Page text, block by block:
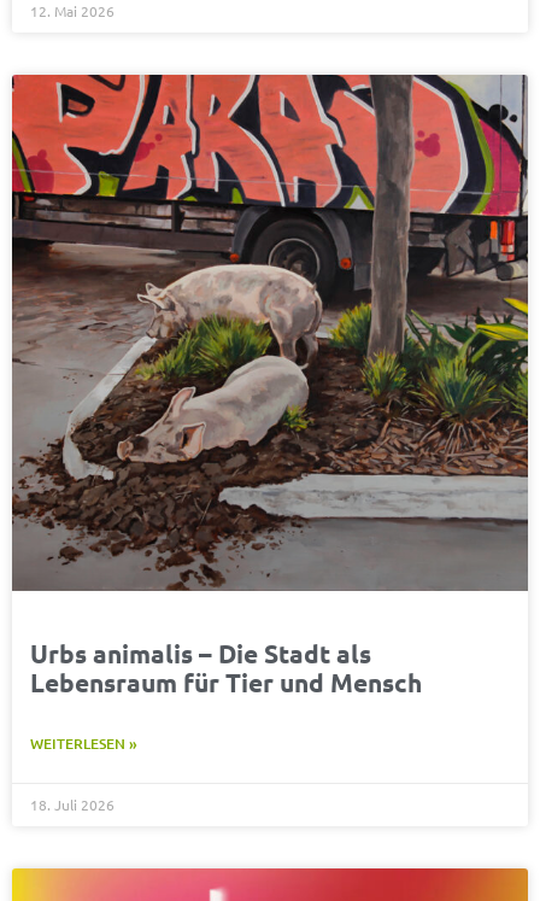
12. Mai 2026
Urbs animalis – Die Stadt als
Lebensraum für Tier und Mensch
WEITERLESEN »
18. Juli 2026